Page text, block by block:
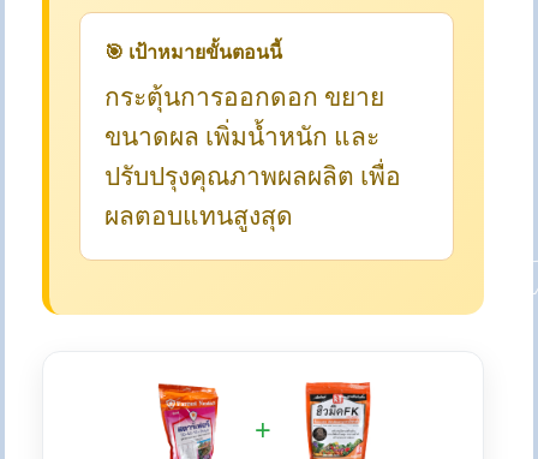
🎯 เป้าหมายขั้นตอนนี้
กระตุ้นการออกดอก ขยาย
ขนาดผล เพิ่มน้ำหนัก และ
ปรับปรุงคุณภาพผลผลิต เพื่อ
ผลตอบแทนสูงสุด
+